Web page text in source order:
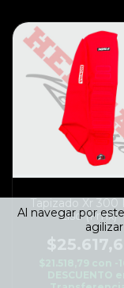
Al navegar por
Tapizado Xr 300
Liso (Fmx)
-